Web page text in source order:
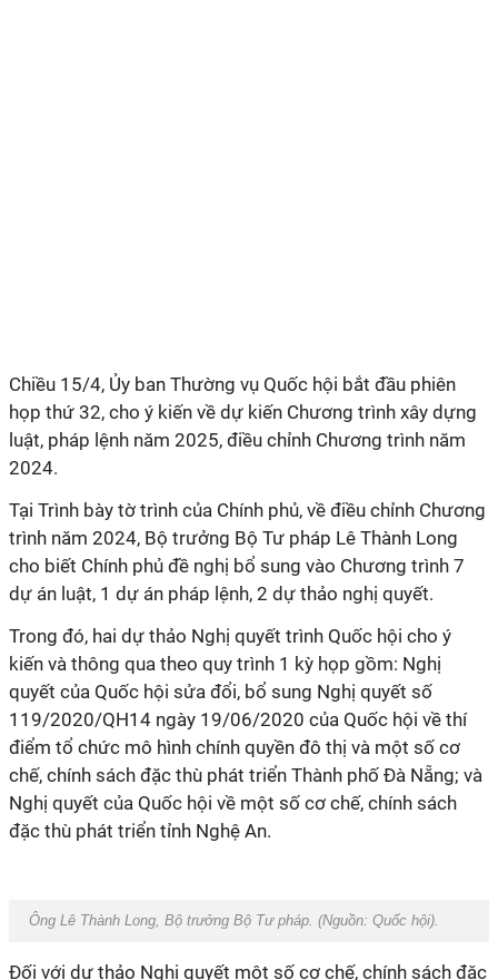
Chiều 15/4, Ủy ban Thường vụ Quốc hội bắt đầu phiên
họp thứ 32, cho ý kiến về dự kiến Chương trình xây dựng
luật, pháp lệnh năm 2025, điều chỉnh Chương trình năm
2024.
Tại Trình bày tờ trình của Chính phủ, về điều chỉnh Chương
trình năm 2024, Bộ trưởng Bộ Tư pháp Lê Thành Long
cho biết Chính phủ đề nghị bổ sung vào Chương trình 7
dự án luật, 1 dự án pháp lệnh, 2 dự thảo nghị quyết.
Trong đó, hai dự thảo Nghị quyết trình Quốc hội cho ý
kiến và thông qua theo quy trình 1 kỳ họp gồm: Nghị
quyết của Quốc hội sửa đổi, bổ sung Nghị quyết số
119/2020/QH14 ngày 19/06/2020 của Quốc hội về thí
điểm tổ chức mô hình chính quyền đô thị và một số cơ
chế, chính sách đặc thù phát triển Thành phố Đà Nẵng; và
Nghị quyết của Quốc hội về một số cơ chế, chính sách
đặc thù phát triển tỉnh Nghệ An.
Ông Lê Thành Long, Bộ trưởng Bộ Tư pháp. (Nguồn: Quốc hội).
Đối với dự thảo Nghị quyết một số cơ chế, chính sách đặc